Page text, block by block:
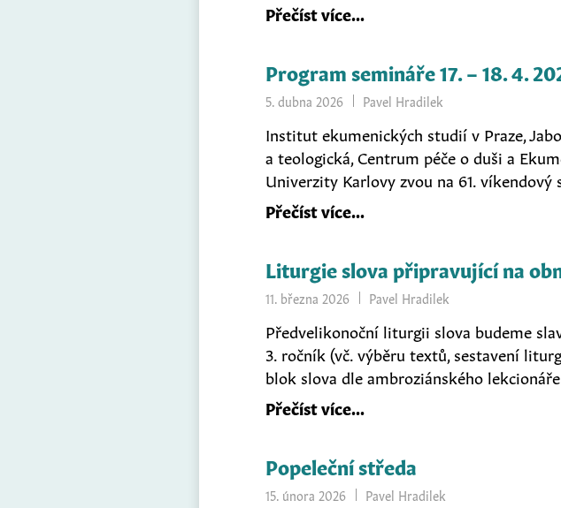
Přečíst více
Program semináře 17. – 18. 4.
5. dubna 2026 Pavel Hradilek
Institut ekumenických studií v Praze,
a teologická, Centrum péče o duši a
Univerzity Karlovy zvou na 61.
Přečíst více
Liturgie slova připravující na
11. března 2026 Pavel Hradilek
Předvelikonoční liturgii slova budeme
3. ročník (vč. výběru textů, sestavení
blok slova dle ambroziánského
Přečíst více
Popeleční středa
15. února 2026 Pavel Hradilek